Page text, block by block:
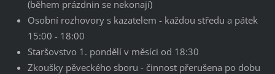
(během prázdnin se nekonají)
Osobní rozhovory s kazatelem - každou středu a pátek
15:00 - 18:00
Staršovstvo 1. pondělí v měsíci od 18:30
Zkoušky pěveckého sboru - činnost přerušena po dobu